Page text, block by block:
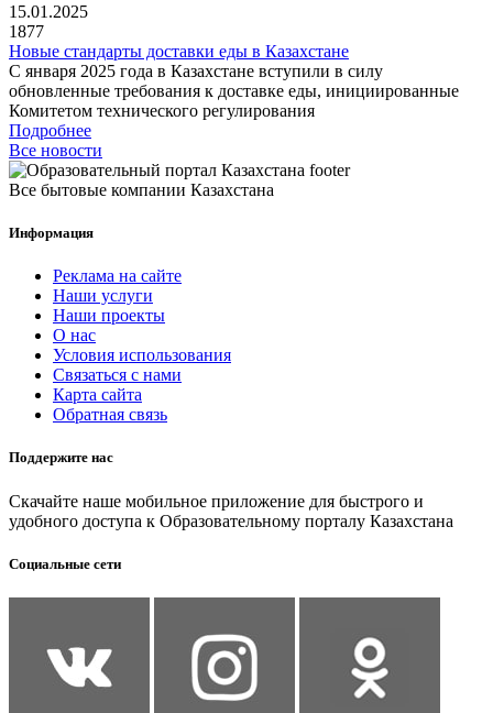
15.01.2025
1877
Новые стандарты доставки еды в Казахстане
С января 2025 года в Казахстане вступили в силу
обновленные требования к доставке еды, инициированные
Комитетом технического регулирования
Подробнее
Все новости
Все бытовые компании Казахстана
Информация
Реклама на сайте
Наши услуги
Наши проекты
О нас
Условия использования
Связаться с нами
Карта сайта
Обратная связь
Поддержите нас
Скачайте наше мобильное приложение для быстрого и
удобного доступа к Образовательному порталу Казахстана
Социальные сети